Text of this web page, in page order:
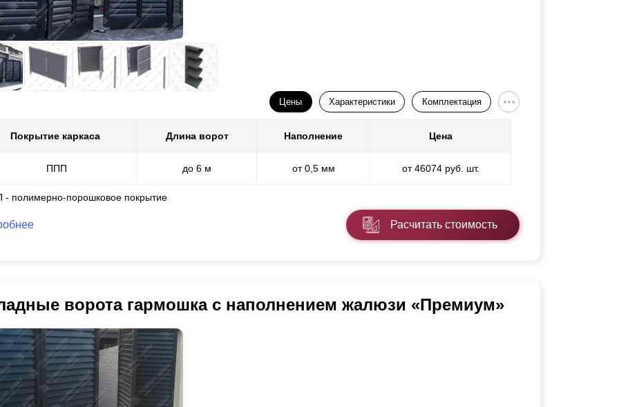
Цены Характеристики Комплектация
Покрытие каркаса Длина ворот Наполнение Цена
ППП до 6 м от 0,5 мм от 46074 руб. шт.
- полимерно-порошковое покрытие
Расчитать стоимость
ворота гармошка с наполнением жалюзи «Премиум»